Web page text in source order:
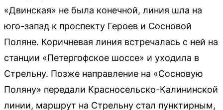
«Двинская» не была конечной, линия шла на
юго-запад к проспекту Героев и Сосновой
Поляне. Коричневая линия встречалась с ней на
станции «Петергофское шоссе» и уходила в
Стрельну. Позже направление на «Сосновую
Поляну» передали Красносельско-Калининской
линии, маршрут на Стрельну стал пунктирным,